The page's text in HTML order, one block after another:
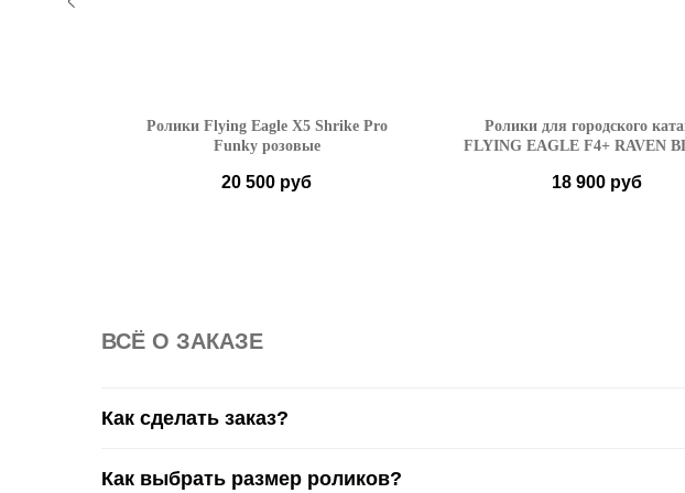
Ролики Flying Eagle X5 Shrike Pro
Funky розовые
20 500 руб
Ролики для городского
FLYING EAGLE F4+ RAVEN
18 900 руб
ВСË О ЗАКАЗЕ
Как сделать заказ?
Как выбрать размер роликов?